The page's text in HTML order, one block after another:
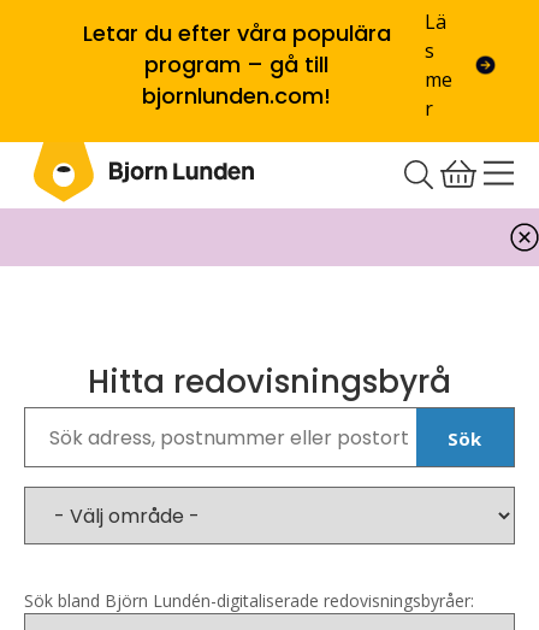
Letar du efter våra populära
program – gå till
bjornlunden.com!
Lä
s
me
r
Hitta redovisningsbyrå
Sök
Sök bland Björn Lundén-digitaliserade redovisningsbyråer: